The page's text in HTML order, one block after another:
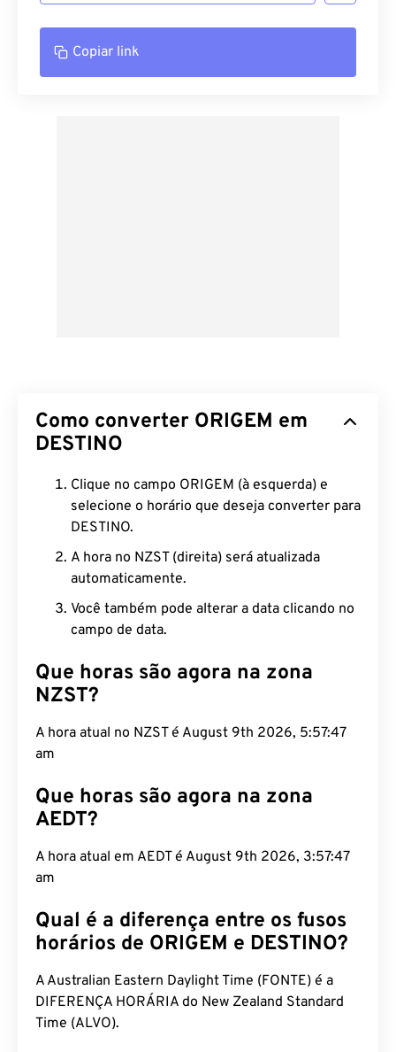
Copiar link
Como converter ORIGEM em
DESTINO
Clique no campo ORIGEM (à esquerda) e
selecione o horário que deseja converter para
DESTINO.
A hora no NZST (direita) será atualizada
automaticamente.
Você também pode alterar a data clicando no
campo de data.
Que horas são agora na zona
NZST?
A hora atual no NZST é August 9th 2026, 5:57:48
am
Que horas são agora na zona
AEDT?
A hora atual em AEDT é August 9th 2026, 3:57:48
am
Qual é a diferença entre os fusos
horários de ORIGEM e DESTINO?
A Australian Eastern Daylight Time (FONTE) é a
DIFERENÇA HORÁRIA do New Zealand Standard
Time (ALVO).